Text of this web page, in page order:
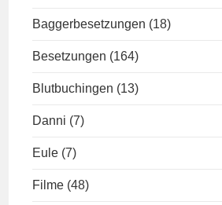
Baggerbesetzungen (18)
Besetzungen (164)
Blutbuchingen (13)
Danni (7)
Eule (7)
Filme (48)